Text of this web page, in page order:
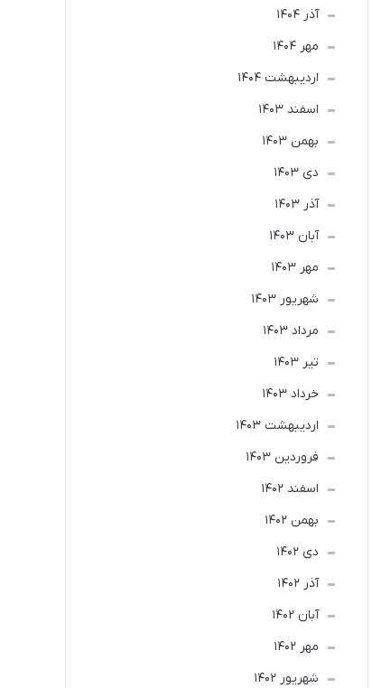
آذر 1404
مهر 1404
ارديبهشت 1404
اسفند 1403
بهمن 1403
دی 1403
آذر 1403
آبان 1403
مهر 1403
شهریور 1403
مرداد 1403
تير 1403
خرداد 1403
ارديبهشت 1403
فروردین 1403
اسفند 1402
بهمن 1402
دی 1402
آذر 1402
آبان 1402
مهر 1402
شهریور 1402